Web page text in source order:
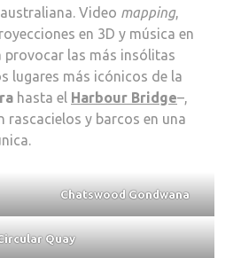
Video mapping,
en 3D y música en
provocar las más insólitas
lugares más icónicos de la
hasta el Harbour Bridge–,
rascacielos y barcos en una
Chatswood Gondwana
Quay